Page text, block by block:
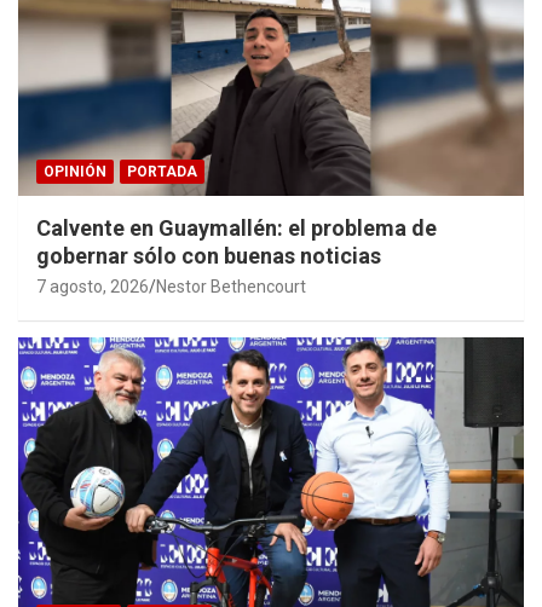
OPINIÓN PORTADA
Calvente en Guaymallén: el problema de
gobernar sólo con buenas noticias
7 agosto, 2026 Nestor Bethencourt